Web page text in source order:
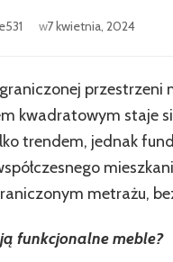
w7 kwietnia, 2024
kwadratowym staje
trendem, jednak
metrażu,
funkcjonalne meble?